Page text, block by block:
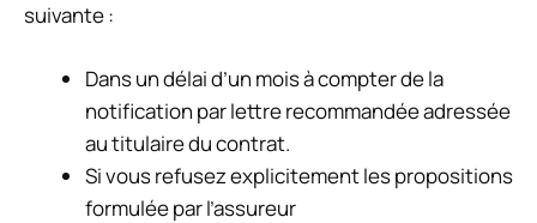
suivante :
Dans un délai d’un mois à compter de la
notification par lettre recommandée adressée
au titulaire du contrat.
Si vous refusez explicitement les propositions
formulée par l’assureur